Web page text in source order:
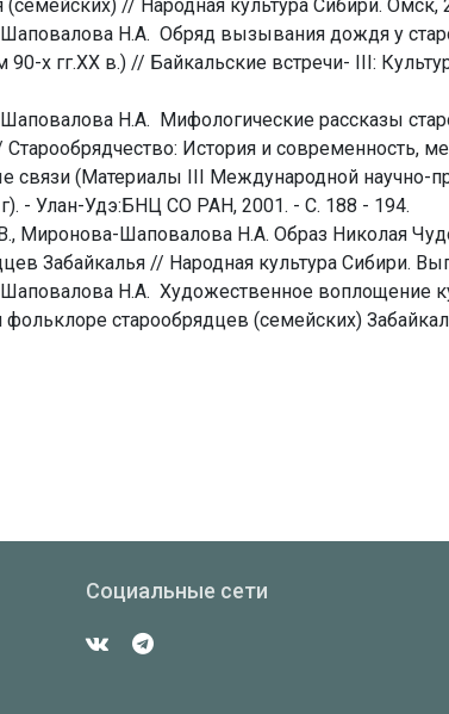
(семейских) // Народная культура Сибири. Омск,
Н.А. Обряд вызывания дождя у
90-х гг.ХХ в.) // Байкальские встречи- III:
Н.А. Мифологические рассказы
Старообрядчество: История и современность,
связи (Материалы III Международной научно-
- Улан-Удэ:БНЦ СО РАН, 2001. - С. 188 - 194.
Миронова-Шаповалова Н.А. Образ Николая
Забайкалья // Народная культура Сибири.
Н.А. Художественное воплощение
старообрядцев (семейских)
Социальные сети